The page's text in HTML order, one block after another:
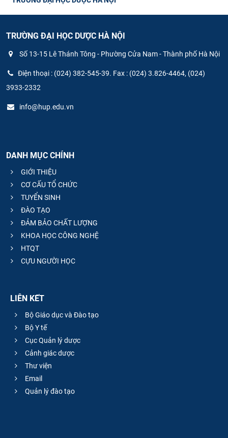
TRƯỜNG ĐẠI HỌC DƯỢC HÀ NỘI
Số 13-15 Lê Thánh Tông - Phường Cửa Nam - Thành phố Hà Nội
Điện thoại : (024) 382-545-39. Fax : (024) 3.826-4464, (024)
3933-2332
info@hup.edu.vn
DANH MỤC CHÍNH
GIỚI THIỆU
CƠ CẤU TỔ CHỨC
TUYỂN SINH
ĐÀO TẠO
ĐẢM BẢO CHẤT LƯỢNG
KHOA HỌC CÔNG NGHỆ
HTQT
CỰU NGƯỜI HỌC
LIÊN KẾT
Bộ Giáo dục và Đào tạo
Bộ Y tế
Cục Quản lý dược
Cảnh giác dược
Thư viện
Email
Quản lý đào tạo